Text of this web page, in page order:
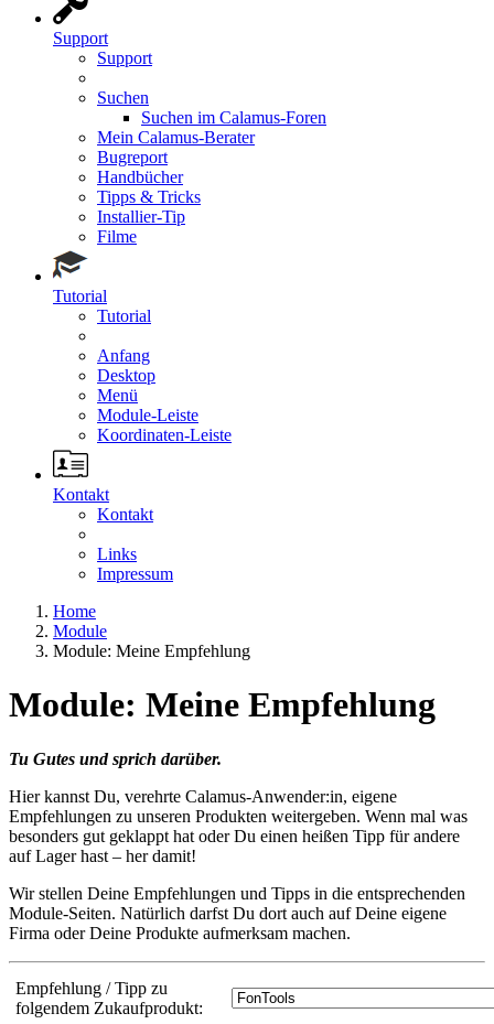
Support
Support
Suchen
Suchen im Calamus-Foren
Mein Calamus-Berater
Bugreport
Handbücher
Tipps & Tricks
Installier-Tip
Filme
Tutorial
Tutorial
Anfang
Desktop
Menü
Module-Leiste
Koordinaten-Leiste
Kontakt
Kontakt
Links
Impressum
Home
Module
Module: Meine Empfehlung
Module: Meine Empfehlung
Tu Gutes und sprich darüber.
Hier kannst Du, verehrte Calamus-Anwender:in, eigene
Empfehlungen zu unseren Produkten weitergeben. Wenn mal was
besonders gut geklappt hat oder Du einen heißen Tipp für andere
auf Lager hast – her damit!
Wir stellen Deine Empfehlungen und Tipps in die entsprechenden
Module-Seiten. Natürlich darfst Du dort auch auf Deine eigene
Firma oder Deine Produkte aufmerksam machen.
Empfehlung / Tipp zu
folgendem Zukaufprodukt: